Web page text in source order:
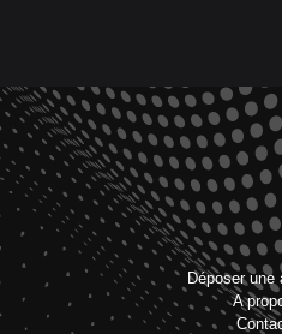
Déposer une
A